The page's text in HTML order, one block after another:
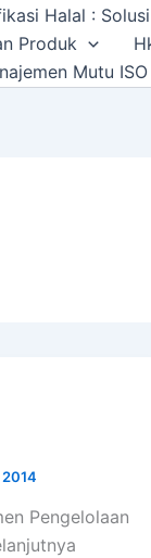
Halal :
Produk
Mutu
2014
Pengelolaan